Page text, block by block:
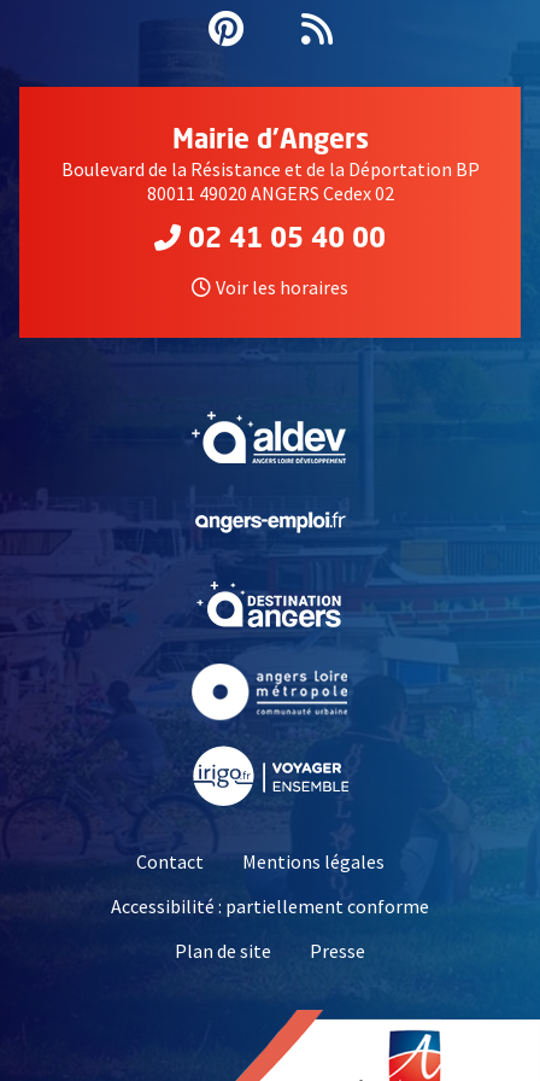
Pinterest
, Ouvre une
Flux RSS
Mairie d'Angers
Boulevard de la Résistance et de la Déportation BP
80011 49020 ANGERS Cedex 02
02 41 05 40 00
Voir les horaires
, Ouvre une nouvelle
, Ouvre une nouvelle
Contact
Mentions légales
Accessibilité : partiellement conforme
Plan de site
Presse